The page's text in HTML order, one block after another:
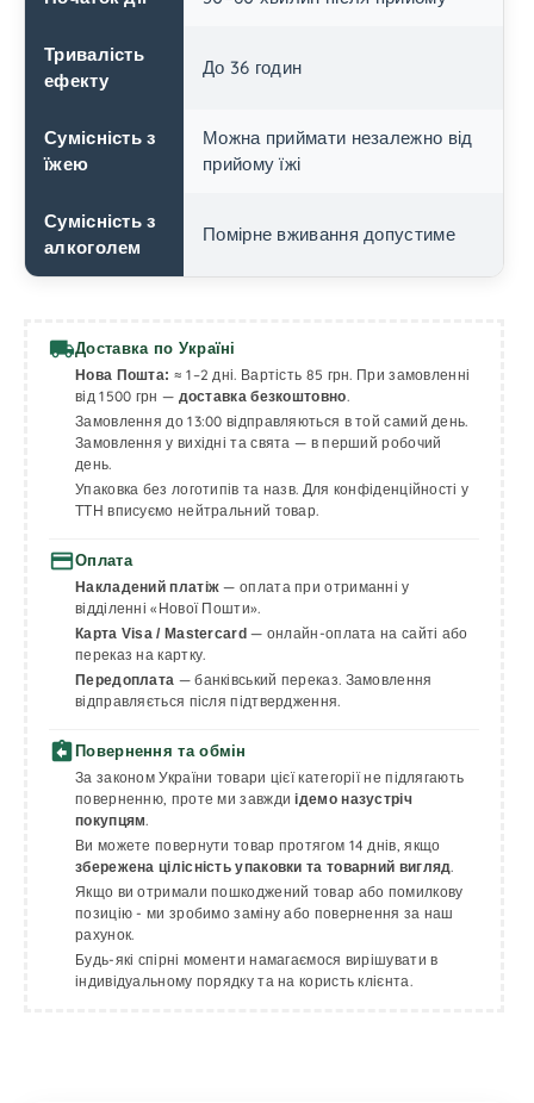
Тривалість
ефекту
До 36 годин
Сумісність з
їжею
Можна приймати незалежно від
прийому їжі
Сумісність з
алкоголем
Помірне вживання допустиме
local_shippingДоставка по Україні
Нова Пошта: ≈ 1–2 дні. Вартість 85 грн. При замовленні
від 1500 грн — доставка безкоштовно.
Замовлення до 13:00 відправляються в той самий день.
Замовлення у вихідні та свята — в перший робочий
день.
Упаковка без логотипів та назв. Для конфіденційності у
ТТН вписуємо нейтральний товар.
paymentОплата
Накладений платіж — оплата при отриманні у
відділенні «Нової Пошти».
Карта Visa / Mastercard— онлайн-оплата на сайті або
переказ на картку.
Передоплата — банківський переказ. Замовлення
відправляється після підтвердження.
assignment_return Повернення та обмін
За законом України товари цієї категорії не підлягають
поверненню, проте ми завждиідемо назустріч
покупцям.
Ви можете повернути товар протягом 14 днів, якщо
збережена цілісність упаковки та товарний вигляд.
Якщо ви отримали пошкоджений товар або помилкову
позицію - ми зробимо заміну або повернення за наш
рахунок.
Будь-які спірні моменти намагаємося вирішувати в
індивідуальному порядку та на користь клієнта.